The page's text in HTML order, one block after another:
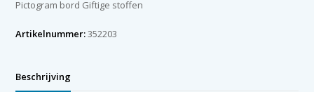
aantal
Pictogram bord Giftige stoffen
Artikelnummer:352203
Beschrijving